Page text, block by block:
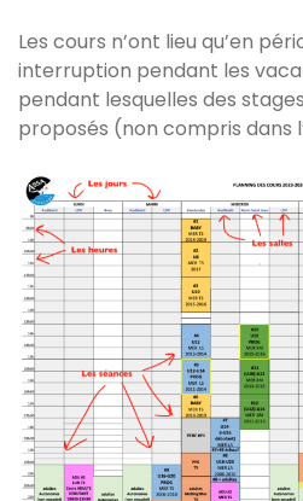
Les cours n’ont lieu qu’en
interruption pendant les
pendant lesquelles des
proposés (non compris dans